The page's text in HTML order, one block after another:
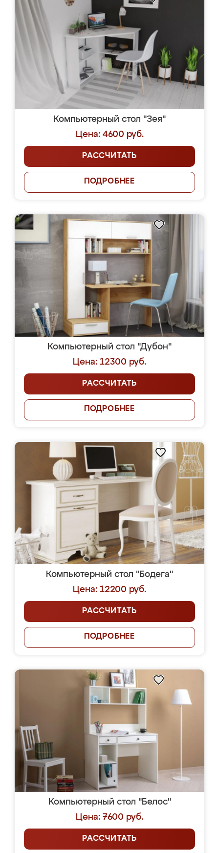
Компьютерный стол "Зея"
Цена: 4600 руб.
РАССЧИТАТЬ
ПОДРОБНЕЕ
Компьютерный стол "Дубон"
Цена: 12300 руб.
РАССЧИТАТЬ
ПОДРОБНЕЕ
Компьютерный стол "Бодега"
Цена: 12200 руб.
РАССЧИТАТЬ
ПОДРОБНЕЕ
Компьютерный стол "Белос"
Цена: 7600 руб.
РАССЧИТАТЬ